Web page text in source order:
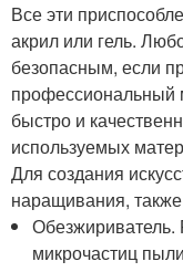
Все эти
акрил или гель.
безопасным, если
профессиональный
быстро и
используемых
Для создания
наращивания,
Обезжириватель.
микрочастиц